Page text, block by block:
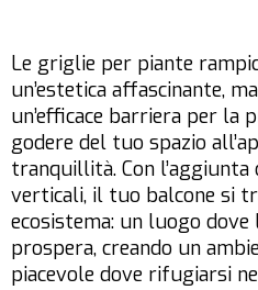
Le griglie per piante
un’estetica affascinante,
un’efficace barriera per la
godere del tuo spazio
tranquillità. Con
verticali, il tuo balcone si
ecosistema: un luogo
prospera, creando un
piacevole dove rifugiarsi